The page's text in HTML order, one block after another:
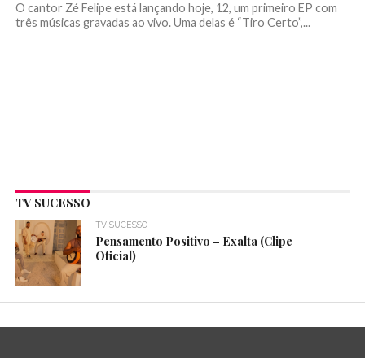
O cantor Zé Felipe está lançando hoje, 12, um primeiro EP com
três músicas gravadas ao vivo. Uma delas é “Tiro Certo”,...
TV SUCESSO
TV SUCESSO
Pensamento Positivo – Exalta (Clipe
Oficial)